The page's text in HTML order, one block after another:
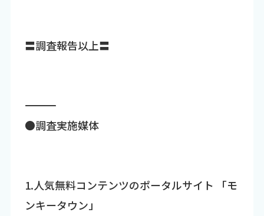
〓調査報告以上〓
―――――――――――――――――――――――――――――――――――
●調査実施媒体
1.人気無料コンテンツのポータルサイト 「モ
ンキータウン」